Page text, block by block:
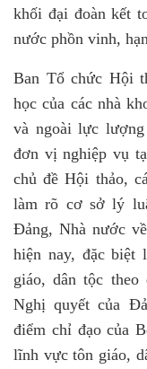
khối đại đoàn kết
nước phồn vinh,
Ban Tổ chức Hội
học của các nhà
và ngoài lực
đơn vị nghiệp vụ
chủ đề Hội thảo,
làm rõ cơ sở lý
Đảng, Nhà nước
hiện nay, đặc biệt
giáo, dân tộc
Nghị quyết của
điểm chỉ đạo của
lĩnh vực tôn giáo,